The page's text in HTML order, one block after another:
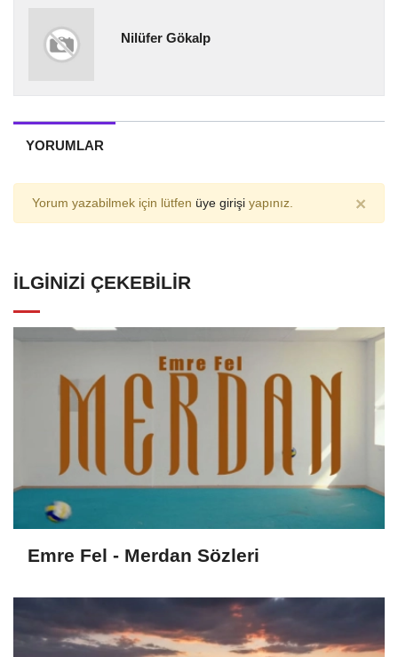
Nilüfer Gökalp
YORUMLAR
Yorum yazabilmek için lütfen üye girişi yapınız. ×
İLGINIZI ÇEKEBILIR
Emre Fel - Merdan Sözleri